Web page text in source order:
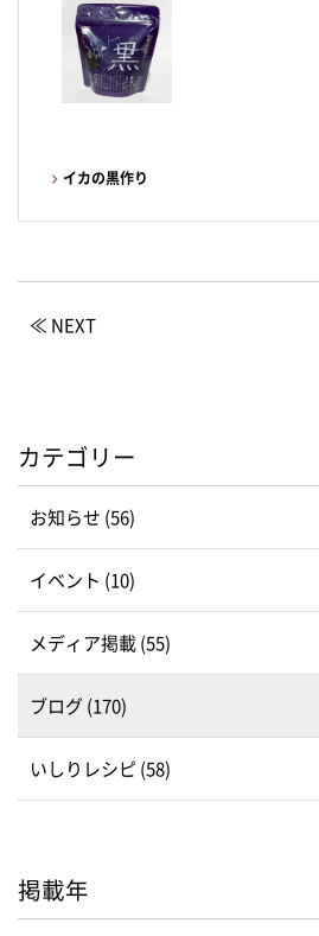
イカの黒作り
≪ NEXT
カテゴリー
お知らせ (56)
イベント (10)
メディア掲載 (55)
ブログ (170)
いしりレシピ (58)
掲載年